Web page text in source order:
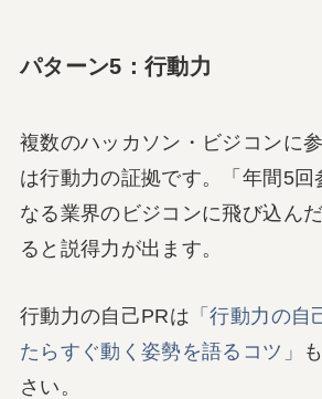
パターン5：行動力
複数のハッカソン・ビジコンに
は行動力の証拠です。「年間5回
なる業界のビジコンに飛び込ん
ると説得力が出ます。
行動力の自己PRは 「行動力の
たらすぐ動く姿勢を語るコツ」
さい。